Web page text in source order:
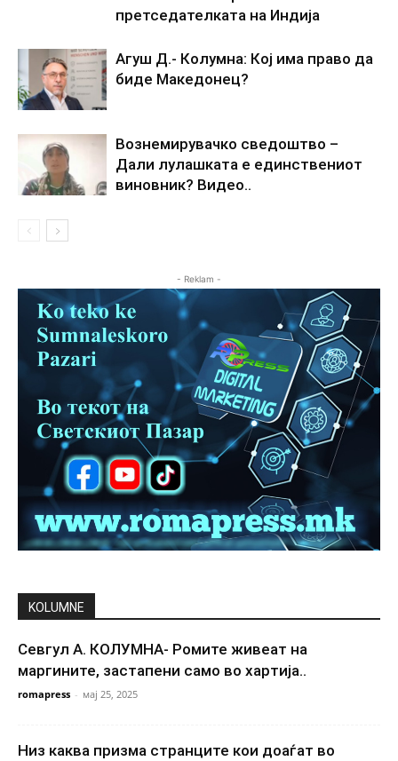
претседателката на Индија
Агуш Д.- Колумна: Кој има право да
биде Македонец?
Вознемирувачко сведоштво –
Дали лулашката е единствениот
виновник? Видео..
- Reklam -
KOLUMNE
Севгул А. КОЛУМНА- Ромите живеат на
маргините, застапени само во хартија..
romapress - мај 25, 2025
Низ каква призма странците кои доаѓат во